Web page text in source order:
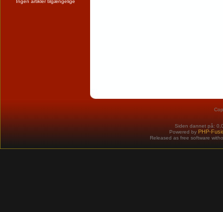
Ingen artikler tilgængelige
Siden dannet på:
Powered by PHP-
Released as free software